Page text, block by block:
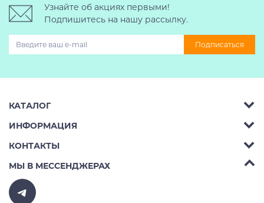
Узнайте об акциях первыми!
Подпишитесь на нашу рассылку.
Подписаться
КАТАЛОГ
Багажник на крышу авто
Автобоксы
Крепления велосипедов на авто
Крепления лыж и сноубордов на авто
ИНФОРМАЦИЯ
Аренда
Ремонт
Доставка
КОНТАКТЫ
Телефон: 8 (495) 2367486
Бесплатно РФ:
E-mail:
МЫ В МЕССЕНДЖЕРАХ